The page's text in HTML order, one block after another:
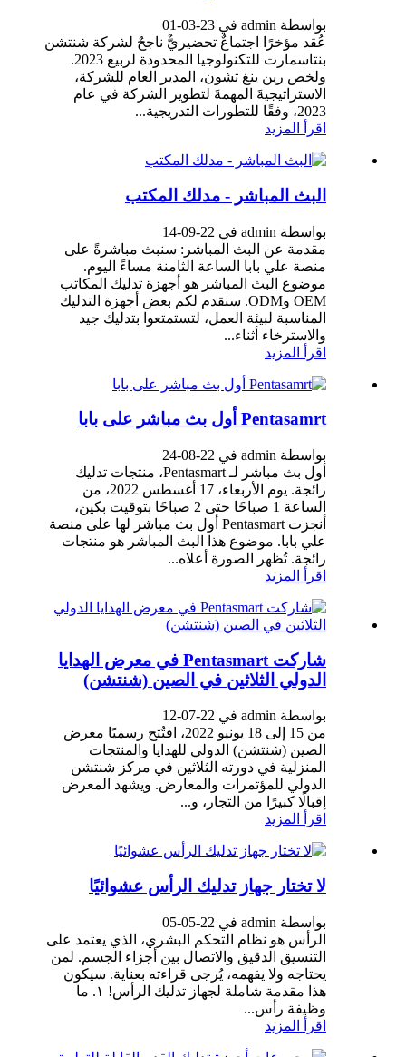
بواسطة admin في 23-03-01
عُقد مؤخرًا اجتماعٌ تحضيريٌّ ناجحٌ لشركة شنتشن
بنتاسمارت للتكنولوجيا المحدودة لربيع 2023.
ولخص رين ينغ تشون، المدير العام للشركة،
الاستراتيجيةَ المهمةَ لتطوير الشركة في عام
2023، وفقًا للتطورات التدريجية...
اقرأ المزيد
البث المباشر - مدلك المكتب
بواسطة admin في 22-09-14
مقدمة عن البث المباشر: سنبث مباشرةً على
منصة علي بابا الساعة الثامنة مساءً اليوم.
موضوع البث المباشر هو أجهزة تدليك المكاتب
OEM وODM. سنقدم لكم بعض أجهزة التدليك
المناسبة لبيئة العمل، لتستمتعوا بتدليك جيد
والاسترخاء أثناء...
اقرأ المزيد
Pentasamrt أول بث مباشر على بابا
بواسطة admin في 22-08-24
أول بث مباشر لـ Pentasmart، منتجات تدليك
رائجة. يوم الأربعاء، 17 أغسطس 2022، من
الساعة 1 صباحًا حتى 2 صباحًا بتوقيت بكين،
أنجزت Pentasmart أول بث مباشر لها على منصة
علي بابا. موضوع هذا البث المباشر هو منتجات
رائجة. تُظهر الصورة أعلاه...
اقرأ المزيد
شاركت Pentasmart في معرض الهدايا
الدولي الثلاثين في الصين (شنتشن)
بواسطة admin في 22-07-12
من 15 إلى 18 يونيو 2022، افتُتح رسميًا معرض
الصين (شنتشن) الدولي للهدايا والمنتجات
المنزلية في دورته الثلاثين في مركز شنتشن
الدولي للمؤتمرات والمعارض. ويشهد المعرض
إقبالًا كبيرًا من التجار، و...
اقرأ المزيد
لا تختار جهاز تدليك الرأس عشوائيًا
بواسطة admin في 22-05-05
الرأس هو نظام التحكم البشري، الذي يعتمد على
التنسيق الدقيق والاتصال بين أجزاء الجسم. لمن
يحتاجه ولا يفهمه، يُرجى قراءته بعناية. سيكون
هذا مقدمة شاملة لجهاز تدليك الرأس! ١. ما
وظيفة رأس...
اقرأ المزيد